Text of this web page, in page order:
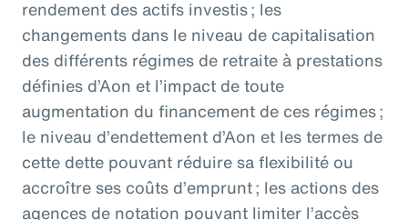
rendement des actifs investis ; les
changements dans le niveau de capitalisation
des différents régimes de retraite à prestations
définies d’Aon et l’impact de toute
augmentation du financement de ces régimes ;
le niveau d’endettement d’Aon et les termes de
cette dette pouvant réduire sa flexibilité ou
accroître ses coûts d’emprunt ; les actions des
agences de notation pouvant limiter l’accès